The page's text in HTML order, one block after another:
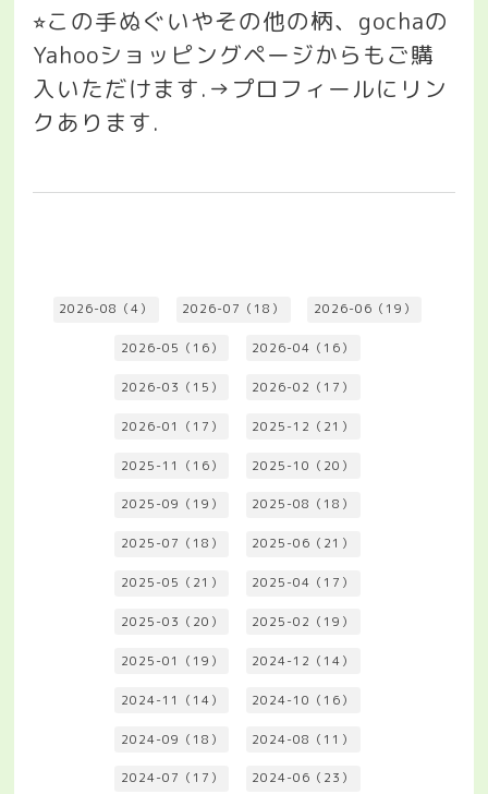
⭐︎この手ぬぐいやその他の柄、 gochaの
Yahooショッピングページからもご購
入いただけます.→ プロフィールにリン
クあります.
2026-08（4） 2026-07（18） 2026-06（19）
2026-05（16） 2026-04（16）
2026-03（15） 2026-02（17）
2026-01（17） 2025-12（21）
2025-11（16） 2025-10（20）
2025-09（19） 2025-08（18）
2025-07（18） 2025-06（21）
2025-05（21） 2025-04（17）
2025-03（20） 2025-02（19）
2025-01（19） 2024-12（14）
2024-11（14） 2024-10（16）
2024-09（18） 2024-08（11）
2024-07（17） 2024-06（23）